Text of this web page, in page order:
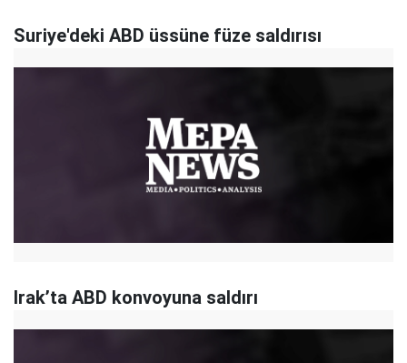
Suriye'deki ABD üssüne füze saldırısı
Irak’ta ABD konvoyuna saldırı